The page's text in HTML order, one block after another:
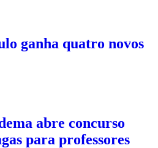
ganha quatro novos
abre concurso
para professores